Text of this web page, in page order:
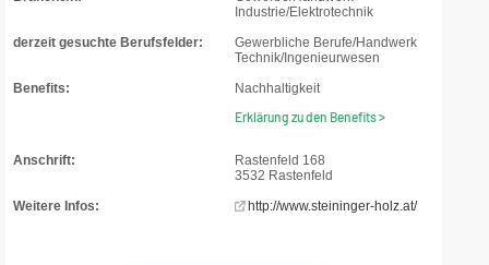
Industrie/Elektrotechnik
derzeit gesuchte Berufsfelder:
Gewerbliche Berufe/Handwerk
Technik/Ingenieurwesen
Benefits:
Nachhaltigkeit
Erklärung zu den Benefits >
Anschrift:
Rastenfeld 168
3532 Rastenfeld
Weitere Infos:
http://www.steininger-holz.at/